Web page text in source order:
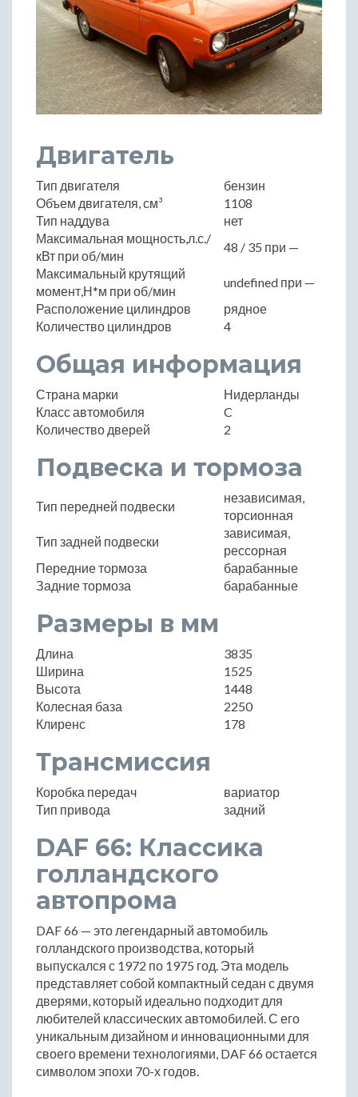
Двигатель
Тип двигателя
бензин
Объем двигателя, см³
1108
Тип наддува
нет
Максимальная мощность,л.с./
кВт при об/мин
48 / 35 при —
Максимальный крутящий
момент,Н*м при об/мин
undefined при —
Расположение цилиндров
рядное
Количество цилиндров
4
Общая информация
Страна марки
Нидерланды
Класс автомобиля
C
Количество дверей
2
Подвеска и тормоза
Тип передней подвески
независимая,
торсионная
Тип задней подвески
зависимая,
рессорная
Передние тормоза
барабанные
Задние тормоза
барабанные
Размеры в мм
Длина
3835
Ширина
1525
Высота
1448
Колесная база
2250
Клиренс
178
Трансмиссия
Коробка передач
вариатор
Тип привода
задний
DAF 66: Классика
голландского
автопрома
DAF 66 — это легендарный автомобиль
голландского производства, который
выпускался с 1972 по 1975 год. Эта модель
представляет собой компактный седан с двумя
дверями, который идеально подходит для
любителей классических автомобилей. С его
уникальным дизайном и инновационными для
своего времени технологиями, DAF 66 остается
символом эпохи 70-х годов.